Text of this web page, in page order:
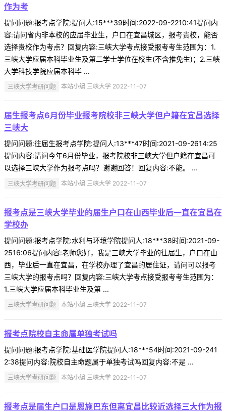
作为考
提问问题:报考点学院:提问人:15***39时间:2022-09-2210:41提问内
容:请问省内非本校的应届毕业生，户口在宜昌城区，报考贵校，能否
选择贵校作为考点？回复内容:三峡大学考点接受报考考生范围为：1.
三峡大学应届本科毕业生及第二学士学位在校生(不含推免生)；2.三峡
大学科技学院应届本科毕 ...
三峡大学考研问题 本站小编 三峡大学 2022-11-07
届生报考点6月份毕业报考院校非三峡大学但户籍在宜昌选择
三峡大
提问问题:往届生报考点学院:提问人:13***47时间:2021-09-2614:25
提问内容:请问今年6月份毕业，报考院校非三峡大学但户籍在宜昌可
以选择三峡大学作为报考点吗？谢谢回答！回复内容:不能。 ...
三峡大学考研问题 本站小编 三峡大学 2022-11-07
报考点是三峡大学毕业的届生户口在山西毕业后一直在宜昌在
学校办
提问问题:报考点学院:水利与环境学院提问人:18***38时间:2021-09-
2516:06提问内容:老师您好，我是三峡大学毕业的往届生，户口在山
西，毕业后一直在宜昌，在学校办理了宜昌的居住证，请问可以报考
三峡大学的报考点吗？回复内容:三峡大学考点接受报考考生范围为：
1.三峡大学应届本科毕业生及第 ...
三峡大学考研问题 本站小编 三峡大学 2022-11-07
报考点院校自主命属单独考试吗
提问问题:报考点学院:基础医学院提问人:18***54时间:2021-09-241
2:38提问内容:院校自主命题属于单独考试吗回复内容:不是 ...
三峡大学考研问题 本站小编 三峡大学 2022-11-07
报考点是届生户口是恩施巴东但离宜昌比较近选择三大作为报